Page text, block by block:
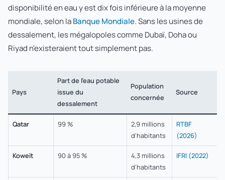
disponibilité en eau y est dix fois inférieure à la moyenne
mondiale, selon laBanque Mondiale. Sans les usines de
dessalement, les mégalopoles comme Dubaï, Doha ou
Riyad n'existeraient tout simplement pas.
Pays
Part de l'eau potable
issue du
dessalement
Population
concernée
Source
Qatar 99 %
2,9 millions
d'habitants
RTBF
(2026)
Koweït 90 à 95 %
4,3 millions
d'habitants
IFRI (2022)